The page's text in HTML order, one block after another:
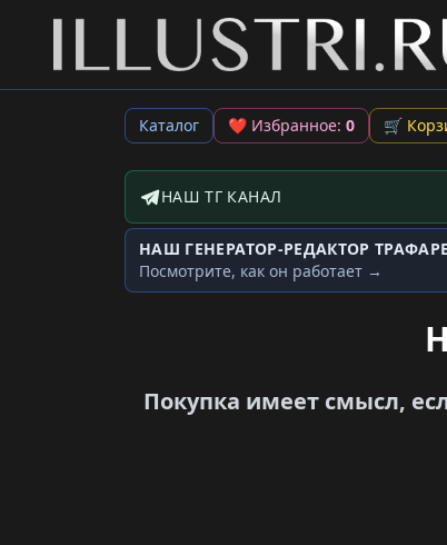
Каталог ❤ Избранное: 0 🛒
Telegram-канал
НАШ ТГ КАНАЛ
Генератор трафаретов
НАШ ГЕНЕРАТОР-РЕДАКТОР
Посмотрите, как он работает →
Покупка имеет смысл,